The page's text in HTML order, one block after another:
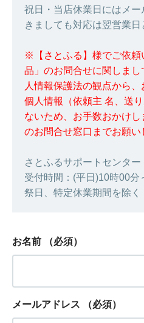
祝日・当店休業日にはメ
きましても対応は翌営業日
※【さとふる】様でご依頼
品」のお問合せに関しま
人情報保護法の観点から
個人情報（依頼主 名、送
ないため、お手数おかけ
のお問合せ窓口までお願い
さとふるサポートセンタ
受付時間：(平日)10時00
祭日、特定休業期間を除く
お名前 （必須）
メールアドレス （必須）